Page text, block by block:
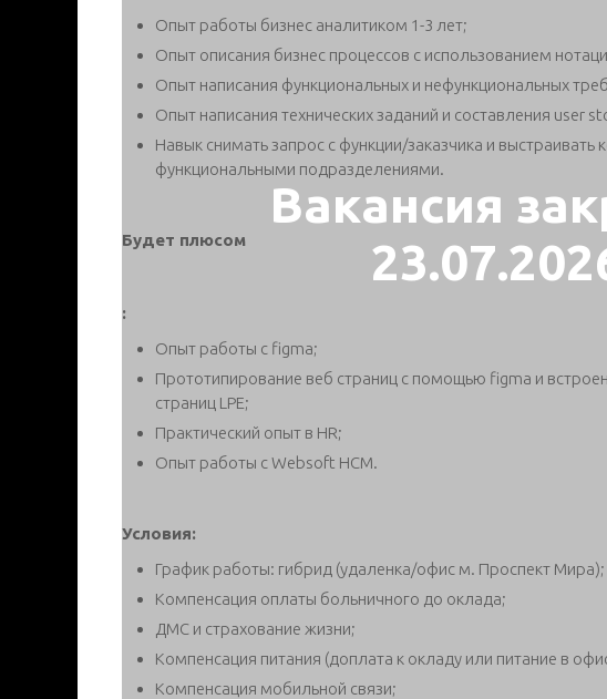
Вакансия
Опыт работы бизнес аналитиком 1-3 лет;
Опыт описания бизнес процессов с использованием
Опыт написания функциональных и нефункциональных
Опыт написания технических заданий и составления user
Навык снимать запрос с функции/заказчика и выстраивать
функциональными подразделениями.
Будет плюсом
:
Опыт работы с figma;
Прототипирование веб страниц с помощью figma и
страниц LPE;
Практический опыт в HR;
Опыт работы с Websoft HCM.
Условия:
График работы: гибрид (удаленка/офис м. Проспект Мира);
Компенсация оплаты больничного до оклада;
ДМС и страхование жизни;
Компенсация питания (доплата к окладу или питание в
Компенсация мобильной связи;